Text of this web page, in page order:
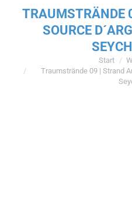
TRAUMSTRÄNDE
SOURCE
Start
Traumstrände 09 | Strand